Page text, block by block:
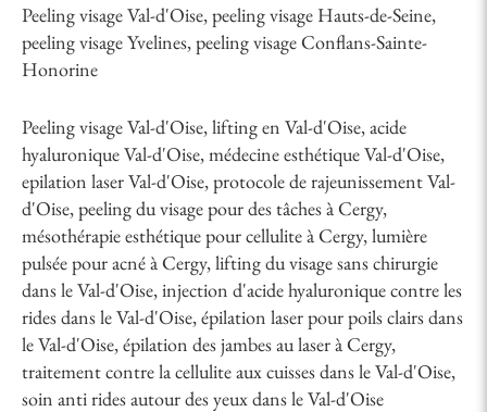
Peeling visage Val-d'Oise,peeling visage Hauts-de-Seine,
peeling visage Yvelines,peeling visage Conflans-Sainte-
Honorine
Peeling visage Val-d'Oise,lifting en Val-d'Oise,acide
hyaluronique Val-d'Oise,médecine esthétique Val-d'Oise,
epilation laser Val-d'Oise,protocole de rajeunissement Val-
d'Oise,peeling du visage pour des tâches à Cergy,
mésothérapie esthétique pour cellulite à Cergy,lumière
pulsée pour acné à Cergy,lifting du visage sans chirurgie
dans le Val-d'Oise,injection d'acide hyaluronique contre les
rides dans le Val-d'Oise,épilation laser pour poils clairs dans
le Val-d'Oise,épilation des jambes au laser à Cergy,
traitement contre la cellulite aux cuisses dans le Val-d'Oise,
soin anti rides autour des yeux dans le Val-d'Oise